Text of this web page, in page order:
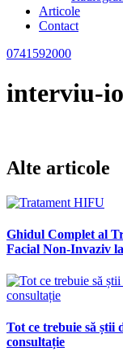
Articole
Contact
0741592000
interviu-
Alte articole
Ghidul Complet al
Facial Non-Invaziv
Tot ce trebuie să știi
consultație